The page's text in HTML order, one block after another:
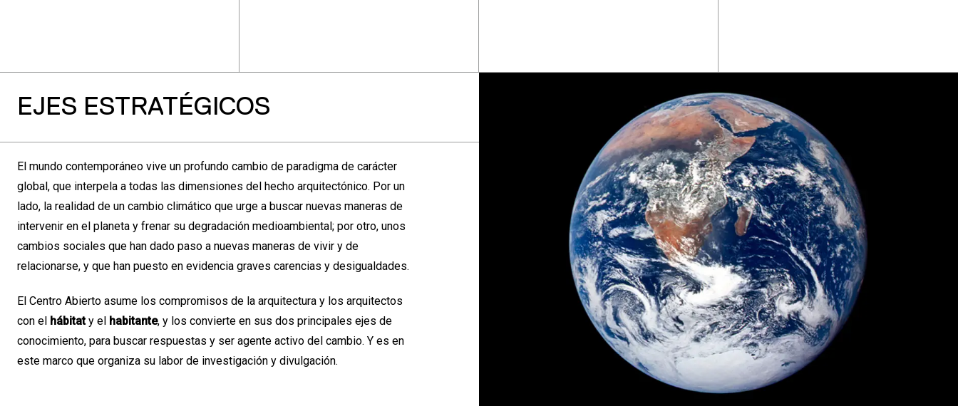
EJES ESTRATÉGICOS
El mundo contemporáneo vive un profundo cambio de paradigma de carácter
global, que interpela a todas las dimensiones del hecho arquitectónico. Por un
lado, la realidad de un cambio climático que urge a buscar nuevas maneras de
intervenir en el planeta y frenar su degradación medioambiental; por otro, unos
cambios sociales que han dado paso a nuevas maneras de vivir y de
relacionarse, y que han puesto en evidencia graves carencias y desigualdades.
El Centro Abierto asume los compromisos de la arquitectura y los arquitectos
con el hábitaty el habitante, y los convierte en sus dos principales ejes de
conocimiento, para buscar respuestas y ser agente activo del cambio. Y es en
este marco que organiza su labor de investigación y divulgación.